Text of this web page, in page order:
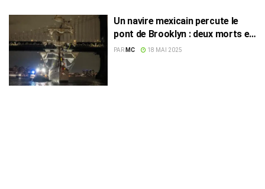
Un navire mexicain percute le
pont de Brooklyn : deux morts et
19 blessés
PAR MC 18 MAI 2025